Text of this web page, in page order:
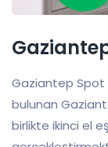
Gaziantep Spot
bulunan
birlikte ikinci el